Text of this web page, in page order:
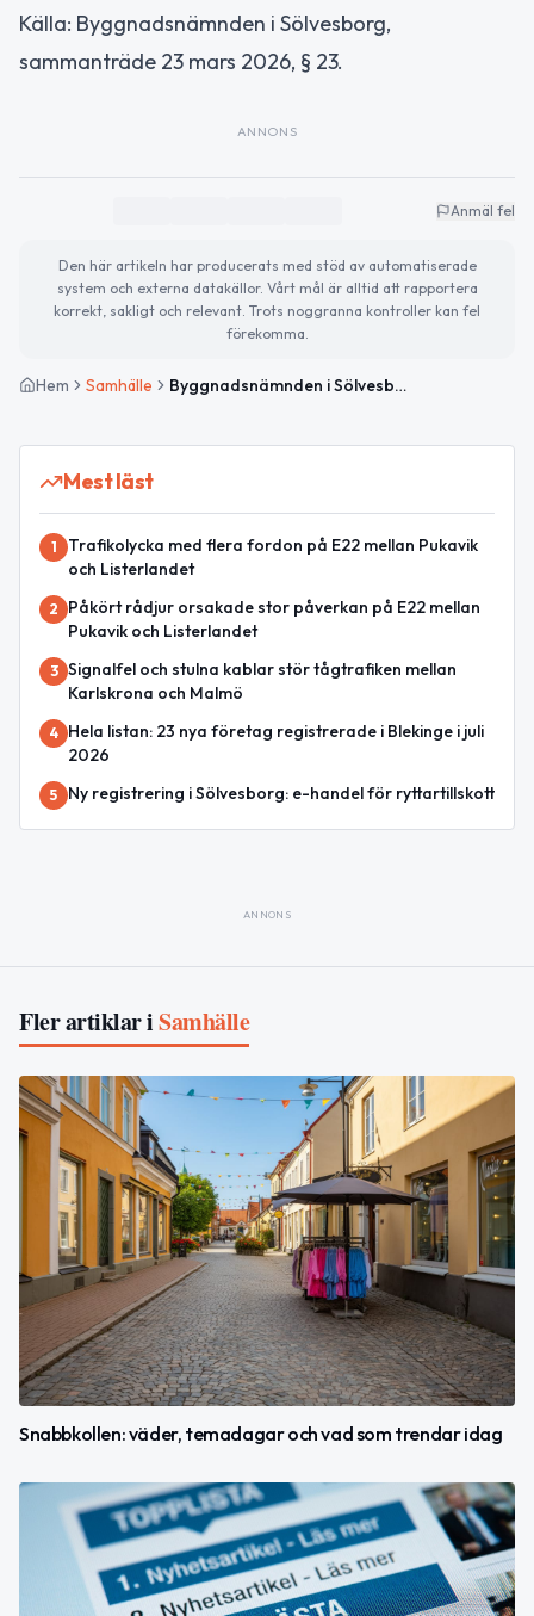
Källa: Byggnadsnämnden i Sölvesborg,
sammanträde 23 mars 2026, § 23.
ANNONS
Anmäl fel
Den här artikeln har producerats med stöd av automatiserade
system och externa datakällor. Vårt mål är alltid att rapportera
korrekt, sakligt och relevant. Trots noggranna kontroller kan fel
förekomma.
Hem Samhälle Byggnadsnämnden i Sölvesborg avslår garagebygge
Mest läst
1
Trafikolycka med flera fordon på E22 mellan Pukavik
och Listerlandet
2
Påkört rådjur orsakade stor påverkan på E22 mellan
Pukavik och Listerlandet
3 Signalfel och stulna kablar stör tågtrafiken mellan
Karlskrona och Malmö
4
Hela listan: 23 nya företag registrerade i Blekinge i juli
2026
5 Ny registrering i Sölvesborg: e-handel för ryttartillskott
ANNONS
Fler artiklar iSamhälle
Snabbkollen: väder, temadagar och vad som trendar idag